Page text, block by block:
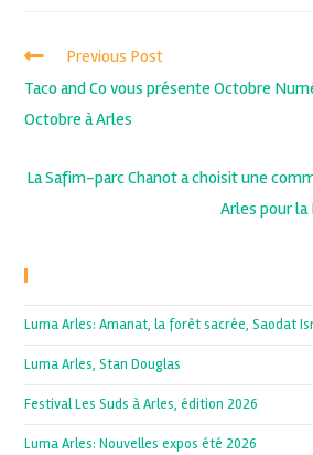
Previous Post
Taco and Co vous présente Octobre
Octobre à Arles
La Safim-parc Chanot a choisit une
Arles pour la
Luma Arles: Amanat, la forêt sacrée, Saodat
Luma Arles, Stan Douglas
Festival Les Suds à Arles, édition 2026
Luma Arles: Nouvelles expos été 2026